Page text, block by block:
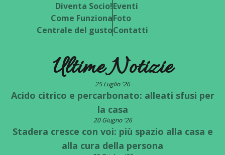
Diventa Socio!
Come Funziona
Centrale del gusto
Eventi
Foto
Contatti
Ultime Notizie
25 Luglio '26
Acido citrico e percarbonato: alleati sfusi per
la casa
20 Giugno '26
Stadera cresce con voi: più spazio alla casa e
alla cura della persona